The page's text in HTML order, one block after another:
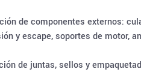
de componentes externos:
y escape, soportes de motor,
de juntas, sellos y